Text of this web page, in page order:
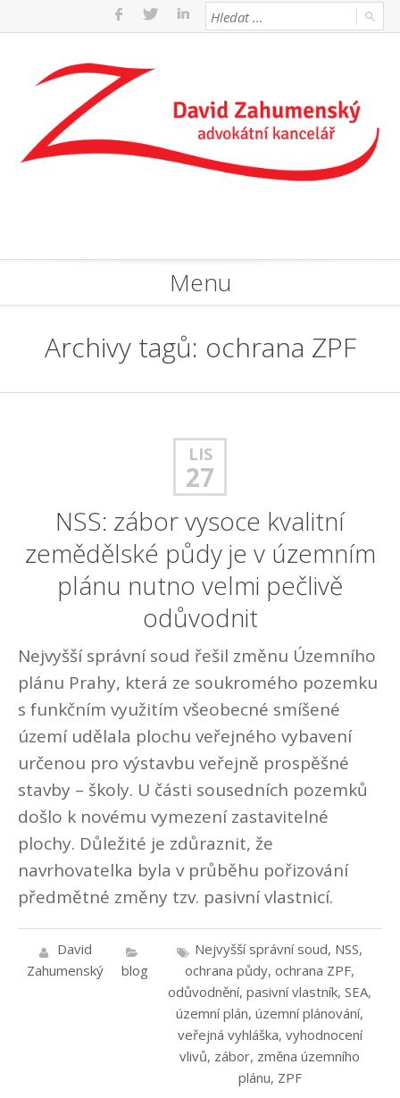
Menu
Archivy tagů: ochrana ZPF
LIS
27
NSS: zábor vysoce kvalitní
zemědělské půdy je v územním
plánu nutno velmi pečlivě
odůvodnit
Nejvyšší správní soud řešil změnu Územního
plánu Prahy, která ze soukromého pozemku
s funkčním využitím všeobecné smíšené
území udělala plochu veřejného vybavení
určenou pro výstavbu veřejně prospěšné
stavby – školy. U části sousedních pozemků
došlo k novému vymezení zastavitelné
plochy. Důležité je zdůraznit, že
navrhovatelka byla v průběhu pořizování
předmětné změny tzv. pasivní vlastnicí.
David
Zahumenský
blog
Nejvyšší správní soud, NSS,
ochrana půdy, ochrana ZPF,
odůvodnění, pasivní vlastník, SEA,
územní plán, územní plánování,
veřejná vyhláška, vyhodnocení
vlivů, zábor, změna územního
plánu, ZPF